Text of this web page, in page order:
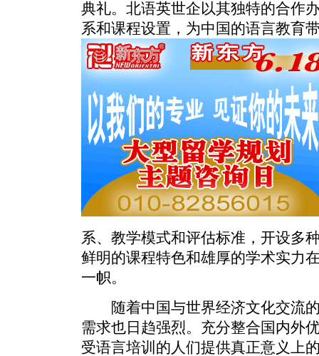
典礼。北语英世企以其独特的合作
系和课程设置，为中国的语言教育
系、教学模式和评估标准，开设多
鲜明的课程特色和雄厚的学术实力
一帜。
随着中国与世界经济文化交流的
需求也日趋强烈。充分整合国内外
受语言培训的人们提供真正意义上